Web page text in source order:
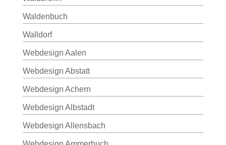
Waldenbuch
Walldorf
Webdesign Aalen
Webdesign Abstatt
Webdesign Achern
Webdesign Albstadt
Webdesign Allensbach